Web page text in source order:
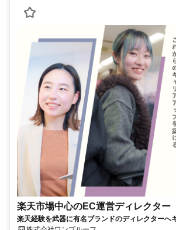
楽天市場中心のEC運営ディレクター
楽天経験を武器に有名ブランドのディレクター